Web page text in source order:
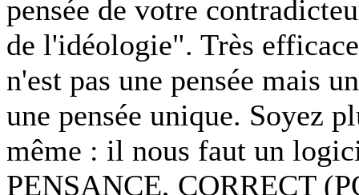
pensée de votre
de l'idéologie". Très
n'est pas une pensée mais
une pensée unique. Soyez
même : il nous faut un
PENSANCE, CORRECT